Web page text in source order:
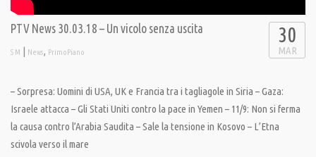
PTV News 30.03.18 – Un vicolo senza uscita
S M | News, PrimoPiano
30
MAR
– Sorpresa: Uomini di USA, UK e Francia tra i tagliagole in Siria – Gaza:
Israele attacca – Gli Stati Uniti contro la pace in Yemen – 11/9: Non si ferma
la causa contro l’Arabia Saudita – Sale la tensione in Kosovo – L’Etna
scivola verso il mare